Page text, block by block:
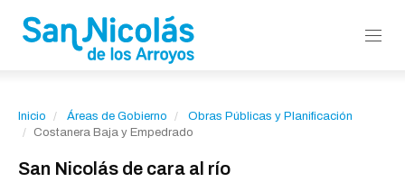
Inicio Áreas de Gobierno
Obras Públicas y Planificación
Costanera Baja y Empedrado
San Nicolás de cara al río